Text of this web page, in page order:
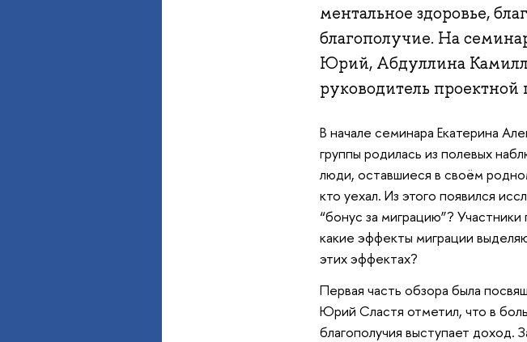
ментальное здоровье,
благополучие. На
Юрий, Абдуллина
руководитель
В начале семинара Екатерина
группы родилась из полевых
люди, оставшиеся в своём
кто уехал. Из этого появился
“бонус за миграцию”?
какие эффекты миграции
этих эффектах?
Первая часть обзора была
Юрий Сластя отметил, что в
благополучия выступает доход.